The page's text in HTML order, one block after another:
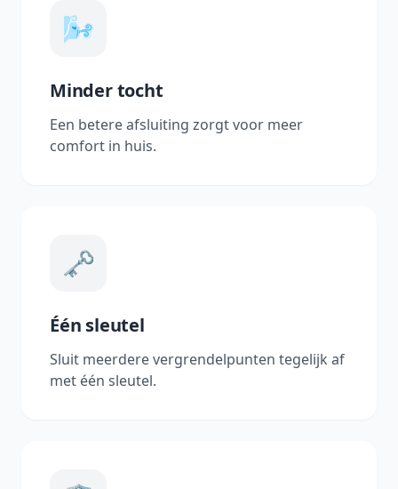
🌬️
Minder tocht
Een betere afsluiting zorgt voor meer
comfort in huis.
🗝️
Één sleutel
Sluit meerdere vergrendelpunten tegelijk af
met één sleutel.